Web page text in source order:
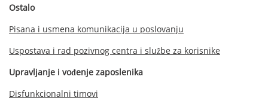
Ostalo
Pisana i usmena komunikacija u poslovanju
Uspostava i rad pozivnog centra i službe za korisnike
Upravljanje i vođenje zaposlenika
Disfunkcionalni timovi